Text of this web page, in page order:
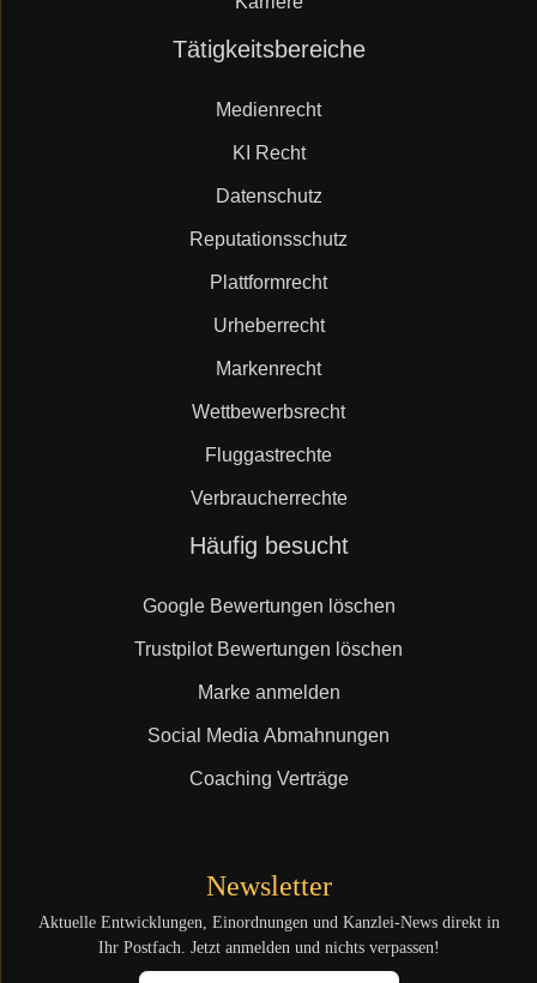
Tätigkeitsbereiche
Medienrecht
KI Recht
Datenschutz
Reputationsschutz
Plattformrecht
Urheberrecht
Markenrecht
Wettbewerbsrecht
Fluggastrechte
Verbraucherrechte
Häufig besucht
Google Bewertungen löschen
Trustpilot Bewertungen löschen
Marke anmelden
Social Media Abmahnungen
Coaching Verträge
Newsletter
Aktuelle Entwicklungen, Einordnungen und Kanzlei-News direkt in
Ihr Postfach. Jetzt anmelden und nichts verpassen!